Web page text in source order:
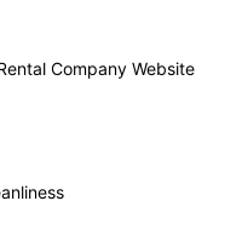
Company Website